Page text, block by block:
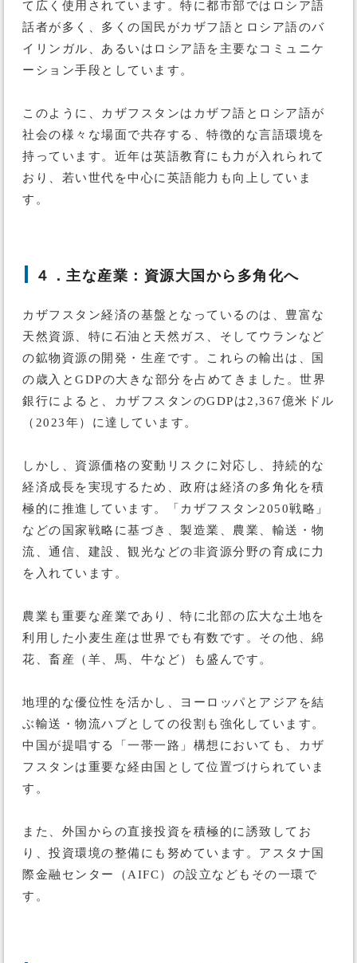
て広く使用されています。特に都市部ではロシア語
話者が多く、多くの国民がカザフ語とロシア語のバ
イリンガル、あるいはロシア語を主要なコミュニケ
ーション手段としています。
このように、カザフスタンはカザフ語とロシア語が
社会の様々な場面で共存する、特徴的な言語環境を
持っています。近年は英語教育にも力が入れられて
おり、若い世代を中心に英語能力も向上していま
す。
４．主な産業：資源大国から多角化へ
カザフスタン経済の基盤となっているのは、豊富な
天然資源、特に石油と天然ガス、そしてウランなど
の鉱物資源の開発・生産です。これらの輸出は、国
の歳入とGDPの大きな部分を占めてきました。世界
銀行によると、カザフスタンのGDPは2,367億米ドル
（2023年）に達しています。
しかし、資源価格の変動リスクに対応し、持続的な
経済成長を実現するため、政府は経済の多角化を積
極的に推進しています。「カザフスタン2050戦略」
などの国家戦略に基づき、製造業、農業、輸送・物
流、通信、建設、観光などの非資源分野の育成に力
を入れています。
農業も重要な産業であり、特に北部の広大な土地を
利用した小麦生産は世界でも有数です。その他、綿
花、畜産（羊、馬、牛など）も盛んです。
地理的な優位性を活かし、ヨーロッパとアジアを結
ぶ輸送・物流ハブとしての役割も強化しています。
中国が提唱する「一帯一路」構想においても、カザ
フスタンは重要な経由国として位置づけられていま
す。
また、外国からの直接投資を積極的に誘致してお
り、投資環境の整備にも努めています。アスタナ国
際金融センター（AIFC）の設立などもその一環で
す。